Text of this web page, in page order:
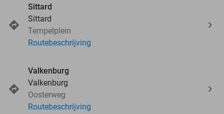
Sittard
Sittard
Tempelplein
Routebeschrijving
Valkenburg
Valkenburg
Oosterweg
Routebeschrijving